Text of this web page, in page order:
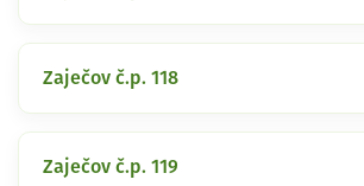
Zaječov č.p. 118
Zaječov č.p. 119